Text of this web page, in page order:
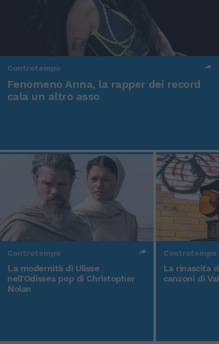
Controtempo
Fenomeno Anna, la rapper dei record
cala un altro asso
Controtempo
La modernità di Ulisse
nell'Odissea pop di Christopher
Nolan
Controtempo
La rinascita
canzoni di